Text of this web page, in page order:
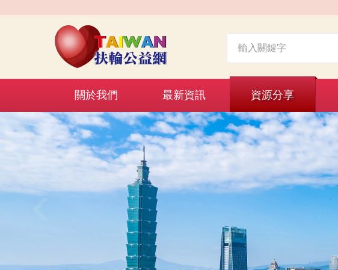
關於我們 最新資訊 資源分享
‹